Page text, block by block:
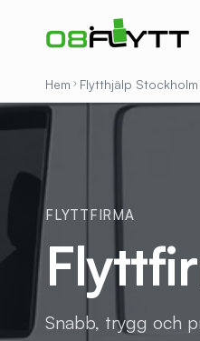
Hem Flytthjälp Stockholm
FLYTTFIRMA
Snabb, trygg och